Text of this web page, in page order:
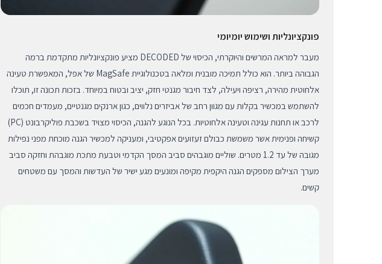
פונקציונליות ושימוש יומיומי
מעבר למראה המרשים והיוקרתי, הכיסוי של DECODED מציע פונקציונליות מתקדמת ברמה
הגבוהה ביותר. הוא כולל תמיכה מובנית ומלאה בטכנולוגיית MagSafe של אפל, המאפשרת טעינה
אלחוטית מהירה, רציפה ויעילה, לצד חיבור מגנטי חזק, יציב ובטוח במיוחד. בזכות תכונה זו, תוכלו
להשתמש במכשיר בקלות עם מגוון רחב של אביזרים נלווים, כגון ארנקים מגנטיים, מעמדים חכמים
לרכב או תחנות עגינה וטעינה אלחוטיות. בכל הנוגע להגנה, הכיסוי מצויד בשכבת פוליקרבונט (PC)
קשיחה ופנימית אשר משמשת כבולם זעזועים אפקטיבי, ומעניקה למכשיר הגנה מוכחת מפני נפילות
מגובה של עד 1.2 מטרים. שוליים מוגבהים סביב המסך הקדמי וטבעת מתכת מוגבהת וחזקה סביב
מערך הצילום מספקים הגנה היקפית מקיפה ומונעים מגע ישיר של העדשות והמסך עם משטחים
קשים.